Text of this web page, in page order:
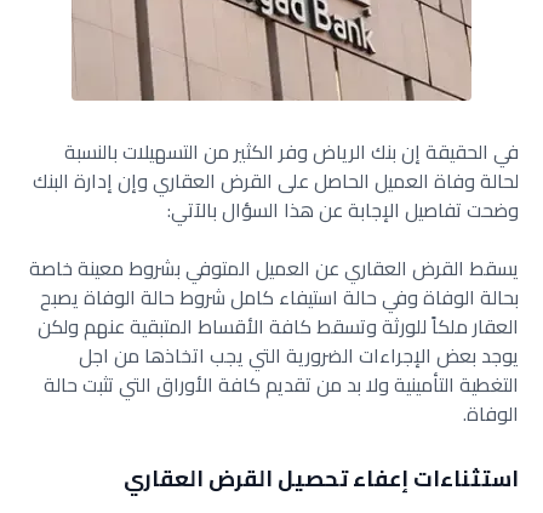
في الحقيقة إن بنك الرياض وفر الكثير من التسهيلات بالنسبة
لحالة وفاة العميل الحاصل على القرض العقاري وإن إدارة البنك
وضحت تفاصيل الإجابة عن هذا السؤال بالآتي:
يسقط القرض العقاري عن العميل المتوفي بشروط معينة خاصة
بحالة الوفاة وفي حالة استيفاء كامل شروط حالة الوفاة يصبح
العقار ملكاً للورثة وتسقط كافة الأقساط المتبقية عنهم ولكن
يوجد بعض الإجراءات الضرورية التي يجب اتخاذها من اجل
التغطية التأمينية ولا بد من تقديم كافة الأوراق التي تثبت حالة
الوفاة.
استثناءات إعفاء تحصيل القرض العقاري